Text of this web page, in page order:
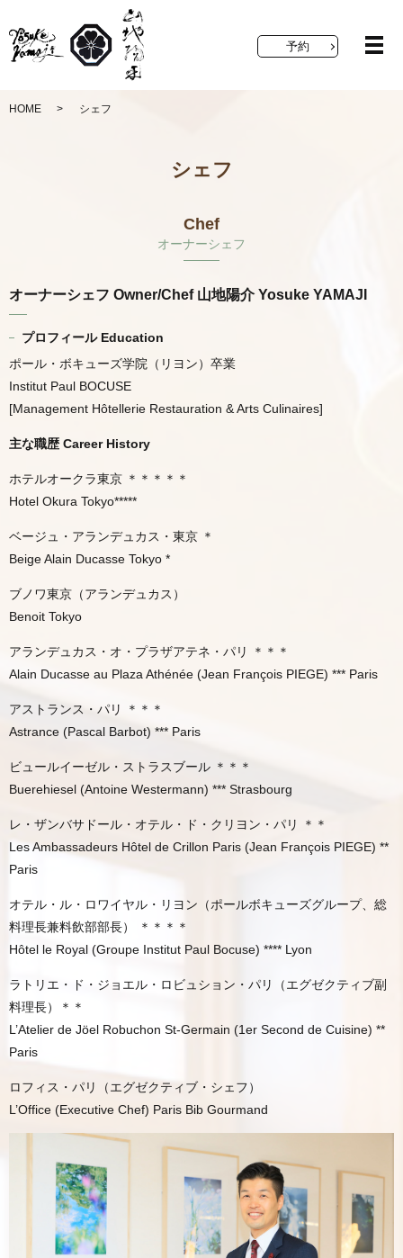
メ
予約
HOME シェフ
シェフ
Chef
オーナーシェフ
オーナーシェフ Owner/Chef 山地陽介 Yosuke YAMAJI
プロフィール Education
ポール・ボキューズ学院（リヨン）卒業
Institut Paul BOCUSE
[Management Hôtellerie Restauration & Arts Culinaires]
主な職歴 Career History
ホテルオークラ東京 ＊＊＊＊＊
Hotel Okura Tokyo*****
ベージュ・アランデュカス・東京 ＊
Beige Alain Ducasse Tokyo *
ブノワ東京（アランデュカス）
Benoit Tokyo
アランデュカス・オ・プラザアテネ・パリ ＊＊＊
Alain Ducasse au Plaza Athénée (Jean François PIEGE) *** Paris
アストランス・パリ ＊＊＊
Astrance (Pascal Barbot) *** Paris
ビュールイーゼル・ストラスブール ＊＊＊
Buerehiesel (Antoine Westermann) *** Strasbourg
レ・ザンバサドール・オテル・ド・クリヨン・パリ ＊＊
Les Ambassadeurs Hôtel de Crillon Paris (Jean François PIEGE) **
Paris
オテル・ル・ロワイヤル・リヨン（ポールボキューズグループ、総
料理長兼料飲部部長） ＊＊＊＊
Hôtel le Royal (Groupe Institut Paul Bocuse) **** Lyon
ラトリエ・ド・ジョエル・ロビュション・パリ（エグゼクティブ副
料理長）＊＊
L’Atelier de Jöel Robuchon St-Germain (1er Second de Cuisine) **
Paris
ロフィス・パリ（エグゼクティブ・シェフ）
L’Office (Executive Chef) Paris Bib Gourmand